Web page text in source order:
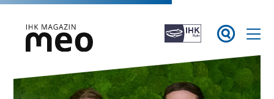

IHK Magazin meo